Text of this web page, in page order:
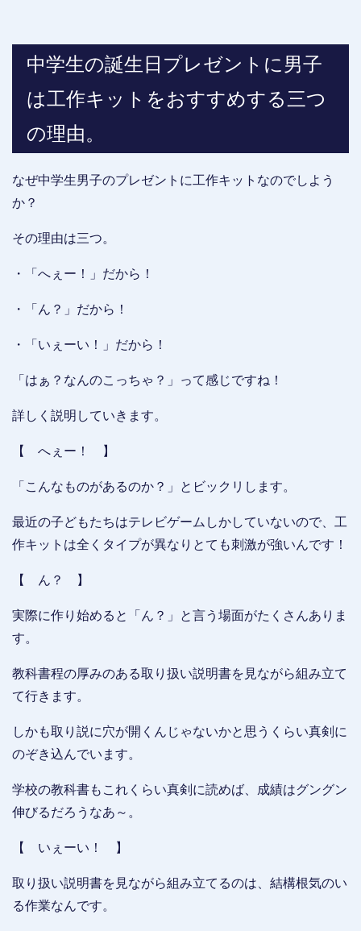
中学生の誕生日プレゼントに男子
は工作キットをおすすめする三つ
の理由。
なぜ中学生男子のプレゼントに工作キットなのでしよう
か？
その理由は三つ。
・「へぇー！」だから！
・「ん？」だから！
・「いぇーい！」だから！
「はぁ？なんのこっちゃ？」って感じですね！
詳しく説明していきます。
【 へぇー！ 】
「こんなものがあるのか？」とビックリします。
最近の子どもたちはテレビゲームしかしていないので、工
作キットは全くタイプが異なりとても刺激が強いんです！
【 ん？ 】
実際に作り始めると「ん？」と言う場面がたくさんありま
す。
教科書程の厚みのある取り扱い説明書を見ながら組み立て
て行きます。
しかも取り説に穴が開くんじゃないかと思うくらい真剣に
のぞき込んでいます。
学校の教科書もこれくらい真剣に読めば、成績はグングン
伸びるだろうなあ～。
【 いぇーい！ 】
取り扱い説明書を見ながら組み立てるのは、結構根気のい
る作業なんです。